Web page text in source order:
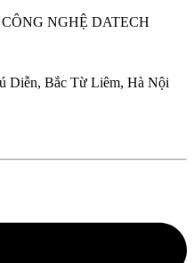
NGHỆ DATECH
Diễn, Bắc Từ Liêm, Hà Nội